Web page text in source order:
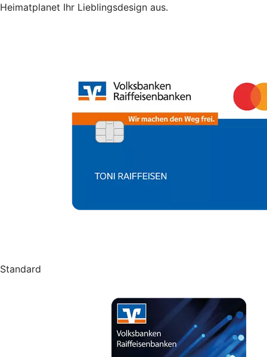
Heimatplanet Ihr Lieblingsdesign aus.
Standard